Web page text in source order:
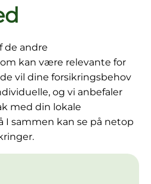
de andre
kan være relevante for
vil dine forsikringsbehov
og vi anbefaler
med din lokale
I sammen kan se på netop